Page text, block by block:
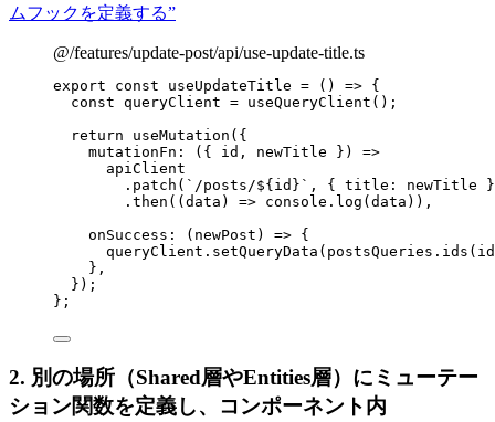
ムフックを定義する”
@/features/update-post/api/use-update-title.ts
export const useUpdateTitle = ()
=> {
const queryClient = useQueryClient () ;
return useMutation ( {
mutationFn : ( { id , newTitle } )
=>
apiClient
. patch ( ` /posts/${id } ` , { title: newTitle }
. then ( (data ) => console . log (data)) ,
onSuccess : ( newPost )
=> {
queryClient . setQueryData (postsQueries . ids
},
} ) ;
} ;
2. 別の場所（Shared層やEntities層）にミューテー
ション関数を定義し、コンポーネント内